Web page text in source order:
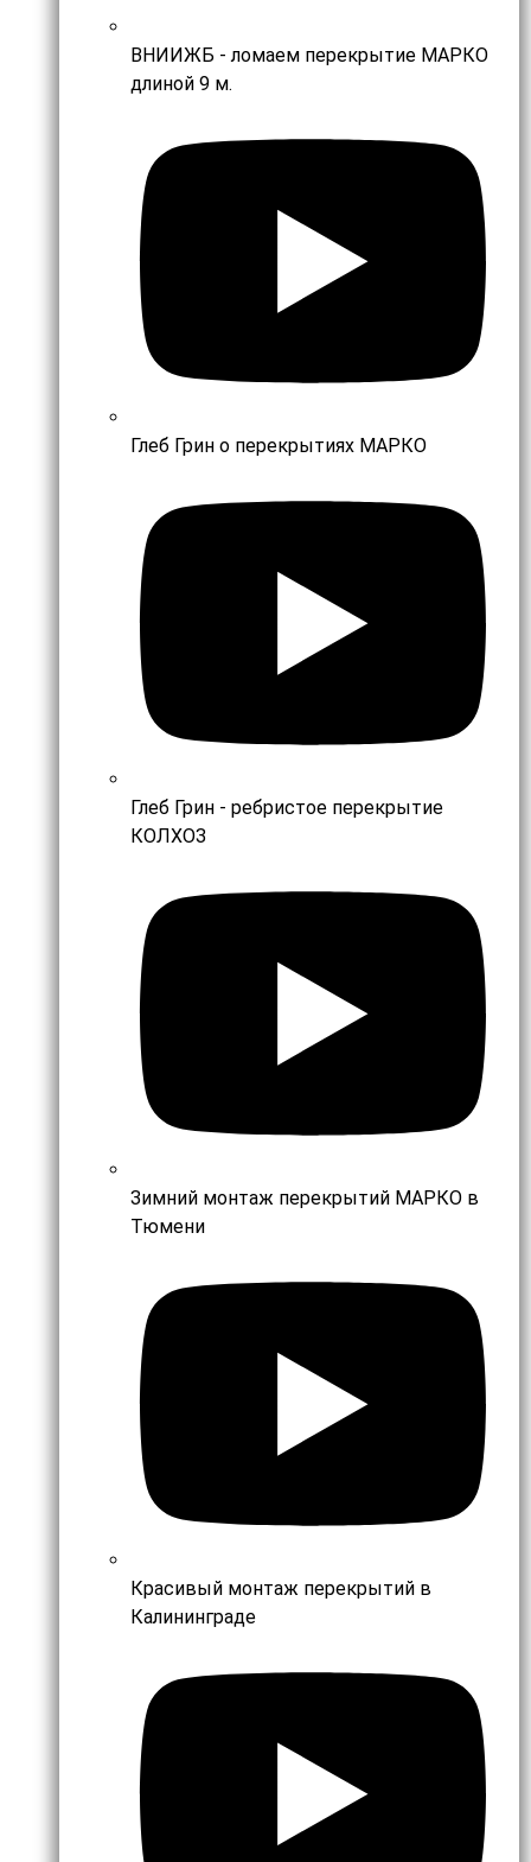
ВНИИЖБ - ломаем перекрытие МАРКО
длиной 9 м.
Глеб Грин о перекрытиях МАРКО
Глеб Грин - ребристое перекрытие
КОЛХОЗ
Зимний монтаж перекрытий МАРКО в
Тюмени
Красивый монтаж перекрытий в
Калининграде